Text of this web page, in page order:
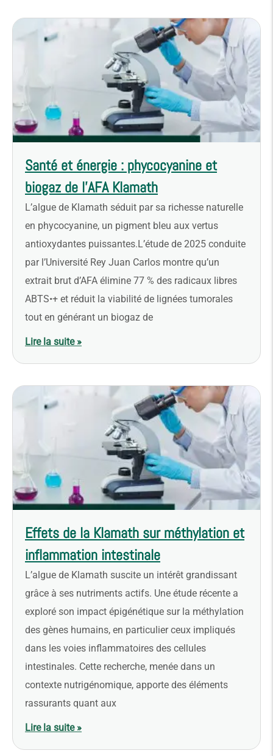
Santé et énergie : phycocyanine et
biogaz de l’AFA Klamath
L’algue de Klamath séduit par sa richesse naturelle
en phycocyanine, un pigment bleu aux vertus
antioxydantes puissantes.L’étude de 2025 conduite
par l’Université Rey Juan Carlos montre qu’un
extrait brut d’AFA élimine 77 % des radicaux libres
ABTS•+ et réduit la viabilité de lignées tumorales
tout en générant un biogaz de
Lire la suite »
Effets de la Klamath sur méthylation et
inflammation intestinale
L’algue de Klamath suscite un intérêt grandissant
grâce à ses nutriments actifs. Une étude récente a
exploré son impact épigénétique sur la méthylation
des gènes humains, en particulier ceux impliqués
dans les voies inflammatoires des cellules
intestinales. Cette recherche, menée dans un
contexte nutrigénomique, apporte des éléments
rassurants quant aux
Lire la suite »